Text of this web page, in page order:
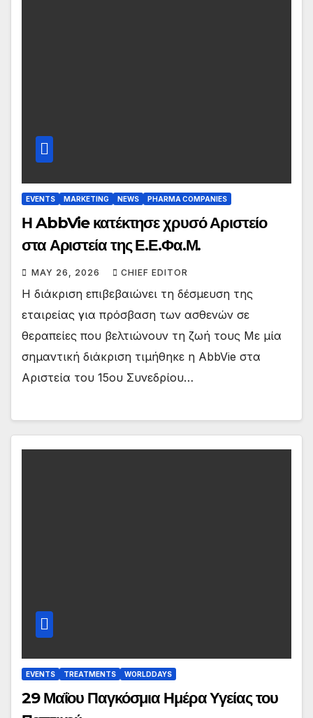
EVENTS MARKETING NEWS PHARMA COMPANIES
Η AbbVie κατέκτησε χρυσό Αριστείο
στα Αριστεία της Ε.Ε.Φα.Μ.
MAY 26, 2026 CHIEF EDITOR
Η διάκριση επιβεβαιώνει τη δέσμευση της
εταιρείας για πρόσβαση των ασθενών σε
θεραπείες που βελτιώνουν τη ζωή τους Με μία
σημαντική διάκριση τιμήθηκε η AbbVie στα
Αριστεία του 15ου Συνεδρίου…
EVENTS TREATMENTS WORLDDAYS
29 Μαΐου Παγκόσμια Ημέρα Υγείας του